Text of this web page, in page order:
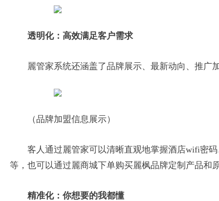
透明化：高效满足客户需求
麗管家系统还涵盖了品牌展示、最新动向、推广
（品牌加盟信息展示）
客人通过麗管家可以清晰直观地掌握酒店wifi密
等，也可以通过麗商城下单购买麗枫品牌定制产品和
精准化：你想要的我都懂